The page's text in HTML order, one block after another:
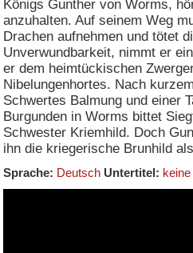
Königs Gunther von Worms,
anzuhalten. Auf seinem Weg
Drachen aufnehmen und tötet
Unverwundbarkeit, nimmt er
er dem heimtückischen
Nibelungenhortes. Nach
Schwertes Balmung und einer
Burgunden in Worms bittet
Schwester Kriemhild. Doch
ihn die kriegerische Brunhild
Sprache: Deutsch Untertitel: keine